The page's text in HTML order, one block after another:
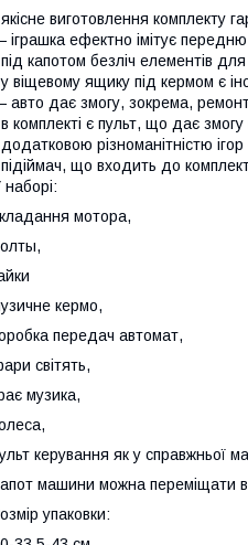
виготовлення комплекту
іграшка ефектно імітує
капотом безліч елементів
віщевому ящику під кермом є
авто дає змогу, зокрема,
комплекті є пульт, що дає
різноманітністю
що входить до
наборі:
мотора,
кермо,
передач автомат,
світять,
музика,
керування як у справжньої
машини можна переміщати в
упаковки: